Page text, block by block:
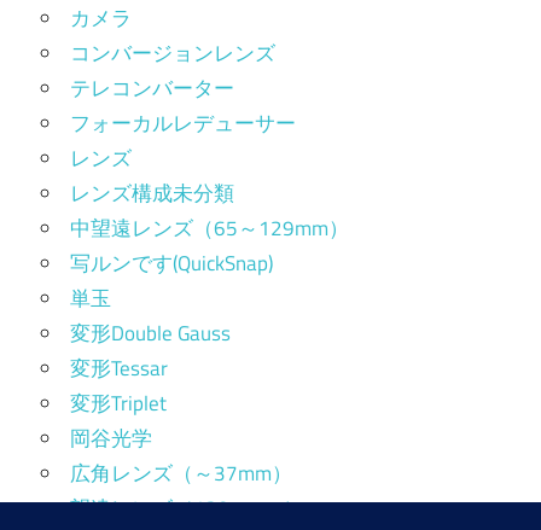
カメラ
コンバージョンレンズ
テレコンバーター
フォーカルレデューサー
レンズ
レンズ構成未分類
中望遠レンズ（65～129mm）
写ルンです(QuickSnap)
単玉
変形Double Gauss
変形Tessar
変形Triplet
岡谷光学
広角レンズ（～37mm）
望遠レンズ（130mm～）